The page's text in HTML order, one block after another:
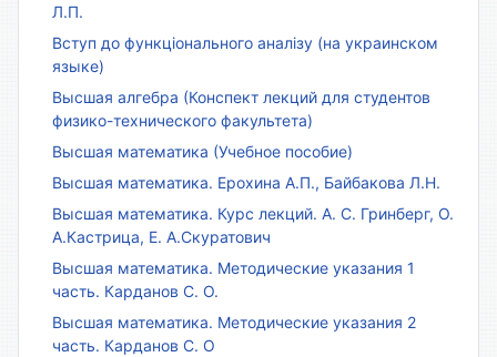
Л.П.
Вступ до функціонального аналізу (на украинском
языке)
Высшая алгебра (Конспект лекций для студентов
физико-технического факультета)
Высшая математика (Учебное пособие)
Высшая математика. Ерохина А.П., Байбакова Л.Н.
Высшая математика. Курс лекций. А. С. Гринберг, О.
А.Кастрица, Е. А.Скуратович
Высшая математика. Методические указания 1
часть. Карданов С. О.
Высшая математика. Методические указания 2
часть. Карданов С. О